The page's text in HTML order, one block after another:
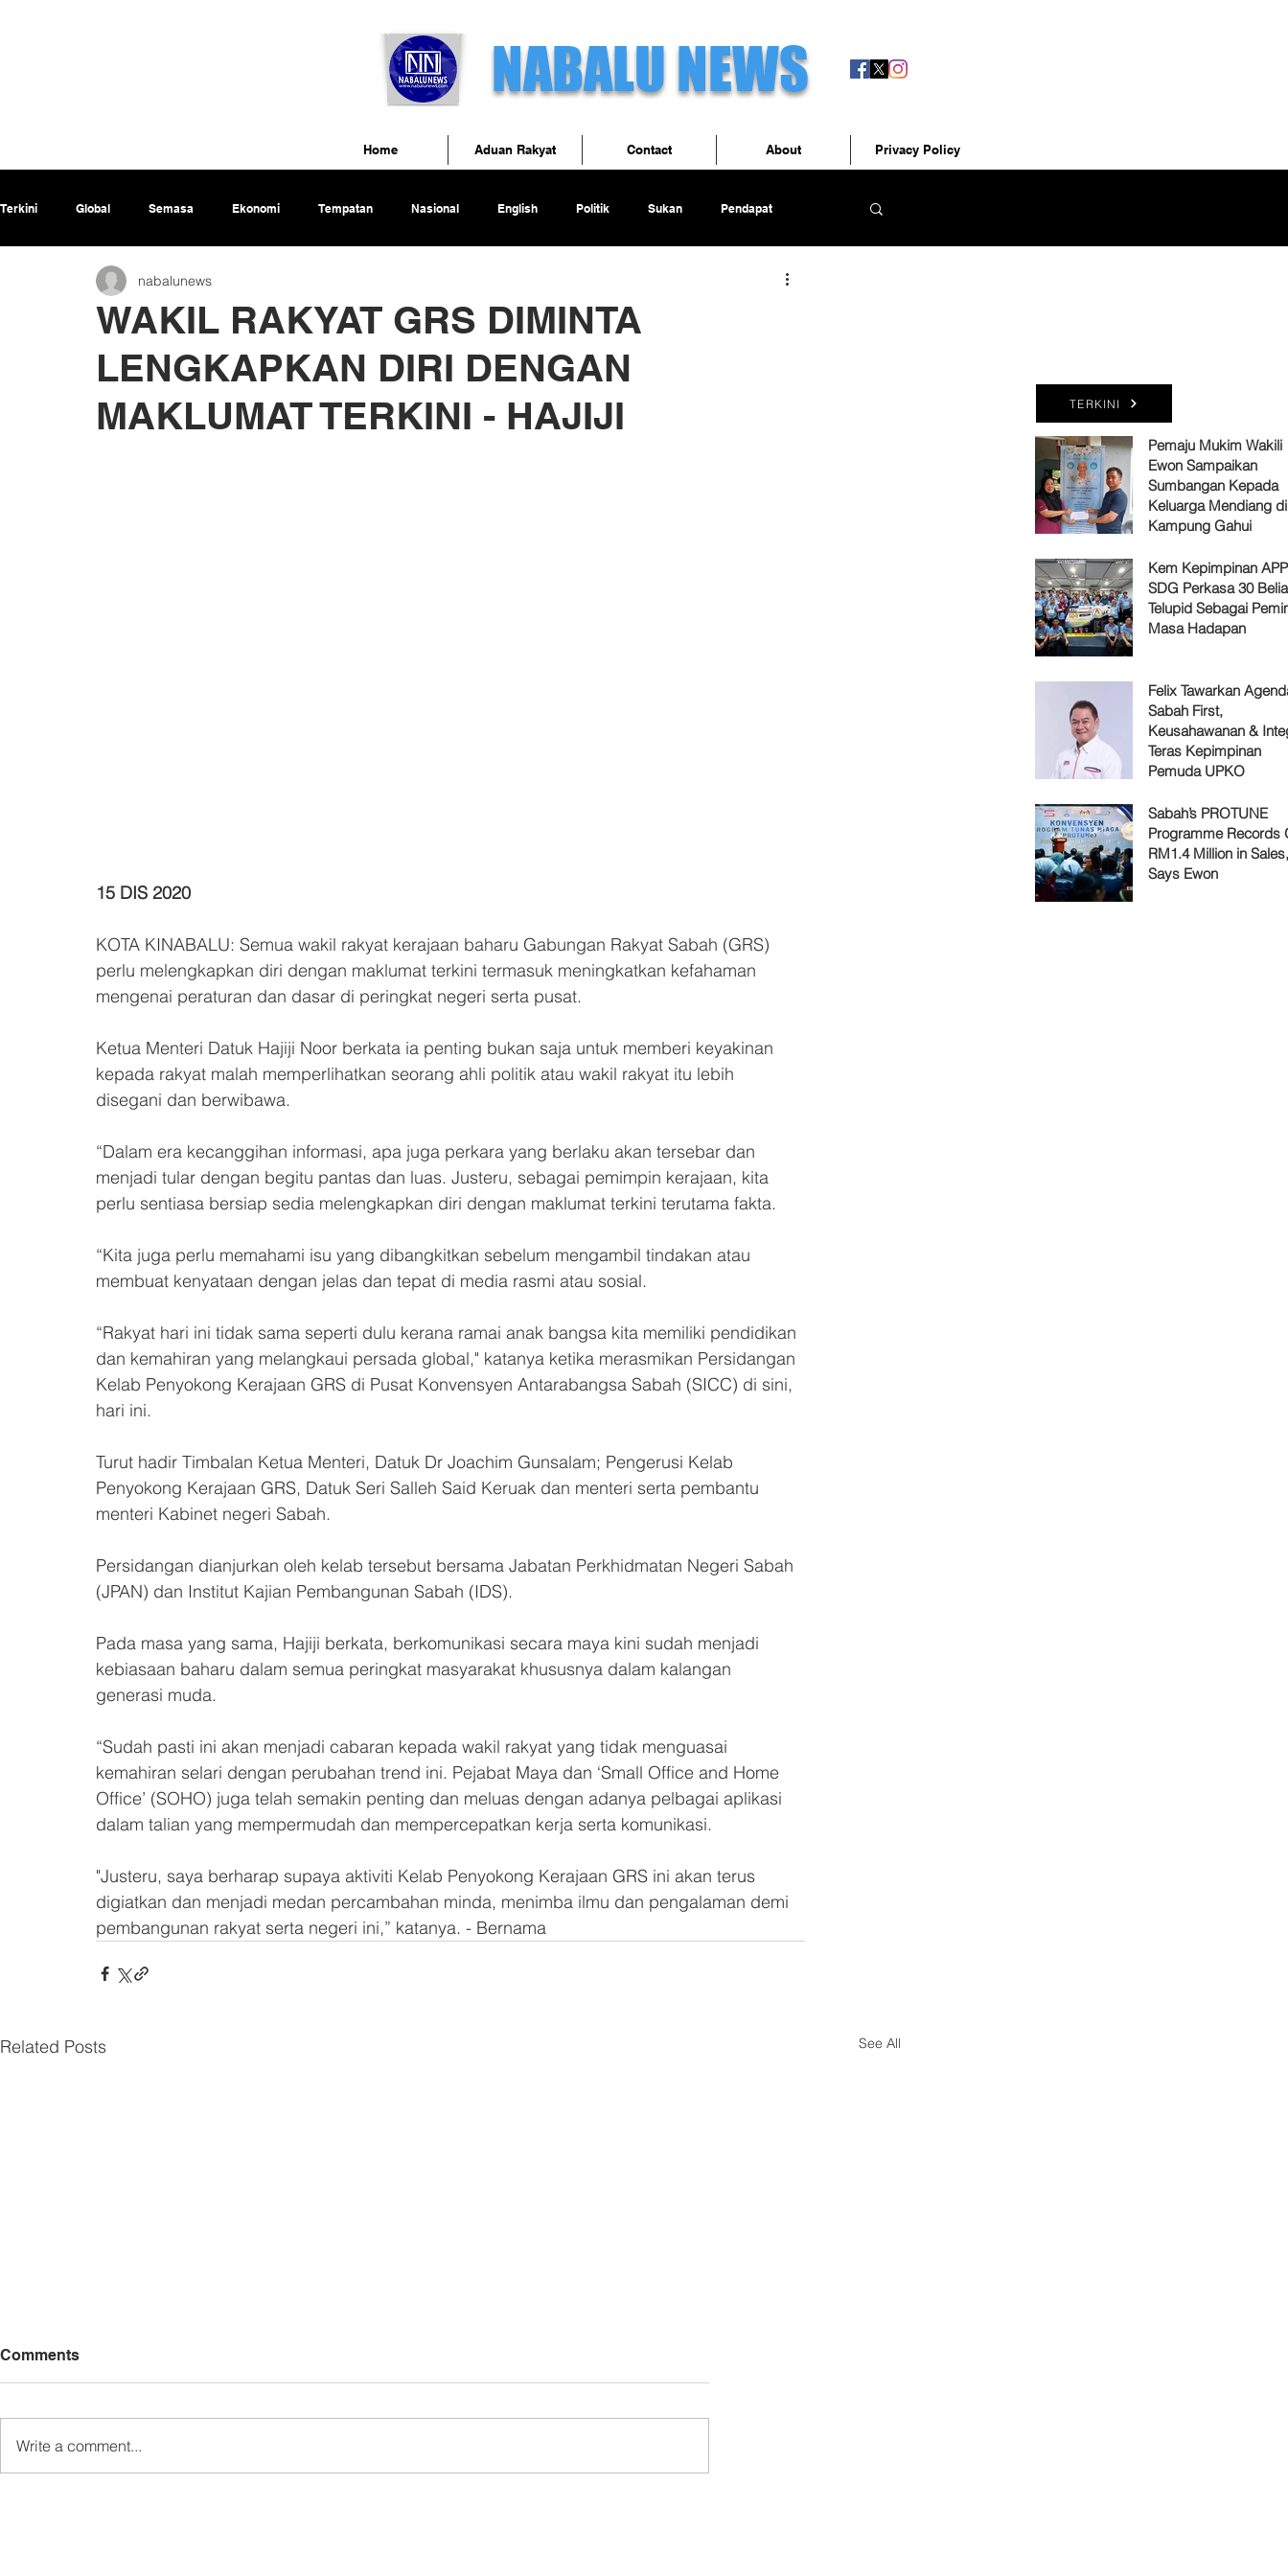
NABALU NEWS
Terkini Global Semasa Ekonomi Tempatan Nasional English Politik Sukan Pendapat
WAKIL RAKYAT GRS DIMINTA
LENGKAPKAN DIRI DENGAN
MAKLUMAT TERKINI - HAJIJI
nabalunews
15 DIS 2020
KOTA KINABALU: Semua wakil rakyat kerajaan baharu Gabungan Rakyat Sabah (GRS)
perlu melengkapkan diri dengan maklumat terkini termasuk meningkatkan kefahaman
mengenai peraturan dan dasar di peringkat negeri serta pusat.
Ketua Menteri Datuk Hajiji Noor berkata ia penting bukan saja untuk memberi keyakinan
kepada rakyat malah memperlihatkan seorang ahli politik atau wakil rakyat itu lebih
disegani dan berwibawa.
“Dalam era kecanggihan informasi, apa juga perkara yang berlaku akan tersebar dan
menjadi tular dengan begitu pantas dan luas. Justeru, sebagai pemimpin kerajaan, kita
perlu sentiasa bersiap sedia melengkapkan diri dengan maklumat terkini terutama fakta.
“Kita juga perlu memahami isu yang dibangkitkan sebelum mengambil tindakan atau
membuat kenyataan dengan jelas dan tepat di media rasmi atau sosial.
“Rakyat hari ini tidak sama seperti dulu kerana ramai anak bangsa kita memiliki pendidikan
dan kemahiran yang melangkaui persada global," katanya ketika merasmikan Persidangan
Kelab Penyokong Kerajaan GRS di Pusat Konvensyen Antarabangsa Sabah (SICC) di sini,
hari ini.
Turut hadir Timbalan Ketua Menteri, Datuk Dr Joachim Gunsalam; Pengerusi Kelab
Penyokong Kerajaan GRS, Datuk Seri Salleh Said Keruak dan menteri serta pembantu
menteri Kabinet negeri Sabah.
Persidangan dianjurkan oleh kelab tersebut bersama Jabatan Perkhidmatan Negeri Sabah
(JPAN) dan Institut Kajian Pembangunan Sabah (IDS).
Pada masa yang sama, Hajiji berkata, berkomunikasi secara maya kini sudah menjadi
kebiasaan baharu dalam semua peringkat masyarakat khususnya dalam kalangan
generasi muda.
“Sudah pasti ini akan menjadi cabaran kepada wakil rakyat yang tidak menguasai
kemahiran selari dengan perubahan trend ini. Pejabat Maya dan ‘Small Office and Home
Office’ (SOHO) juga telah semakin penting dan meluas dengan adanya pelbagai aplikasi
dalam talian yang mempermudah dan mempercepatkan kerja serta komunikasi.
"Justeru, saya berharap supaya aktiviti Kelab Penyokong Kerajaan GRS ini akan terus
digiatkan dan menjadi medan percambahan minda, menimba ilmu dan pengalaman demi
pembangunan rakyat serta negeri ini,” katanya. - Bernama
Related Posts See All
Comments
Write a comment...
TERKINI
Pemaju Mukim Wakili
Ewon Sampaikan
Sumbangan Kepada
Keluarga Mendiang di
Kampung Gahui
Kem Kepimpinan
SDG Perkasa 30 Belia
Telupid Sebagai
Masa Hadapan
Felix Tawarkan Agenda
Sabah First,
Keusahawanan &
Teras Kepimpinan
Pemuda UPKO
Sabah’s PROTUNE
Programme Records
RM1.4 Million in Sales,
Says Ewon
Home Aduan Rakyat Contact About Privacy Policy